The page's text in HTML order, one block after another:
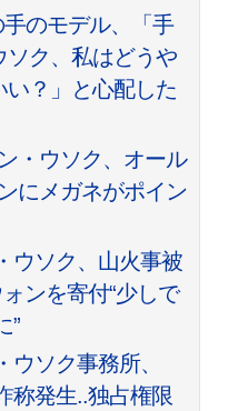
手のモデル、「手
ソク、私はどうや
い？」と心配した
・ウソク、オール
にメガネがポイン
ウソク、山火事被
ンを寄付“少しで
”
ウソク事務所、
称発生..独占権限